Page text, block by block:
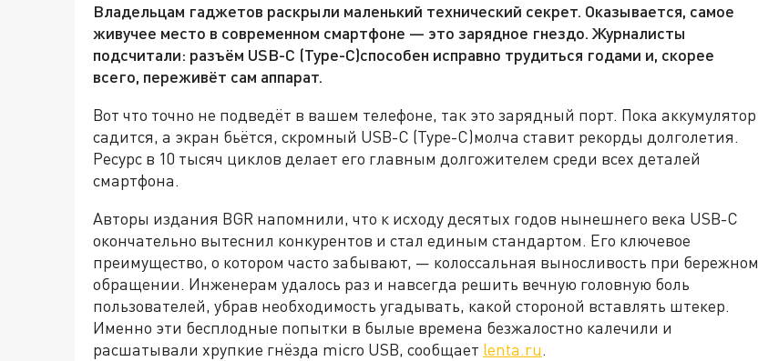
Владельцам гаджетов раскрыли маленький технический секрет. Оказывается, самое
живучее место в современном смартфоне — это зарядное гнездо. Журналисты
подсчитали: разъём USB-C (Type-C)способен исправно трудиться годами и, скорее
всего, переживёт сам аппарат.
Вот что точно не подведёт в вашем телефоне, так это зарядный порт. Пока аккумулятор
садится, а экран бьётся, скромный USB-C (Type-C)молча ставит рекорды долголетия.
Ресурс в 10 тысяч циклов делает его главным долгожителем среди всех деталей
смартфона.
Авторы издания BGR напомнили, что к исходу десятых годов нынешнего века USB-C
окончательно вытеснил конкурентов и стал единым стандартом. Его ключевое
преимущество, о котором часто забывают, — колоссальная выносливость при бережном
обращении. Инженерам удалось раз и навсегда решить вечную головную боль
пользователей, убрав необходимость угадывать, какой стороной вставлять штекер.
Именно эти бесплодные попытки в былые времена безжалостно калечили и
расшатывали хрупкие гнёзда micro USB, сообщает lenta.ru.